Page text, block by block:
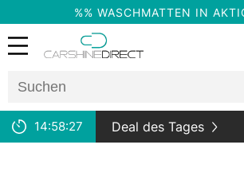
%% WASCHMATTEN IN
14:58:27 Deal des Tages